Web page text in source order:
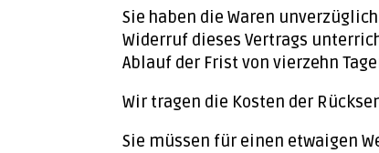
Sie haben die Waren
Widerruf dieses Vertrags
Ablauf der Frist von vierzehn
Wir tragen die Kosten der
Sie müssen für einen etwaigen